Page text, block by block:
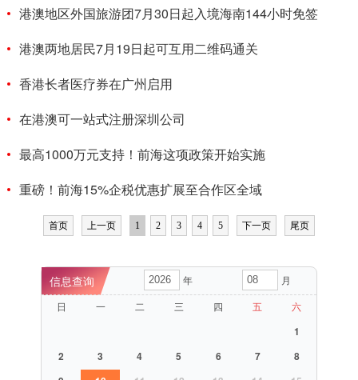
年
月
日
一 二 三 四 五 六
1
2
3 4 5 6 7
8
港澳地区外国旅游团7月30日起入境海南144小时免签
港澳两地居民7月19日起可互用二维码通关
香港长者医疗券在广州启用
在港澳可一站式注册深圳公司
最高1000万元支持！前海这项政策开始实施
重磅！前海15%企税优惠扩展至合作区全域
首页 上一页 1 2 3 4 5 下一页 尾页